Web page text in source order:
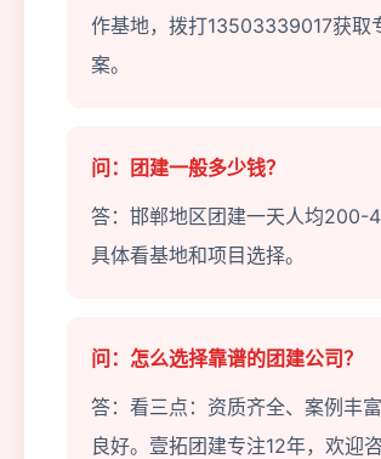
作基地，拨打13503339017获取
案。
问：团建一般多少钱？
答：邯郸地区团建一天人均200-
具体看基地和项目选择。
问：怎么选择靠谱的团建公司？
答：看三点：资质齐全、案例丰
良好。壹拓团建专注12年，欢迎